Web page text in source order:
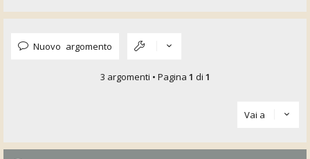
Nuovo argomento
3 argomenti • Pagina 1 di 1
Vai a